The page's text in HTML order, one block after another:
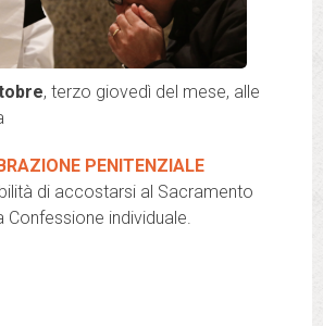
, terzo giovedì del mese, alle
PENITENZIALE
di accostarsi al Sacramento
Confessione individuale.